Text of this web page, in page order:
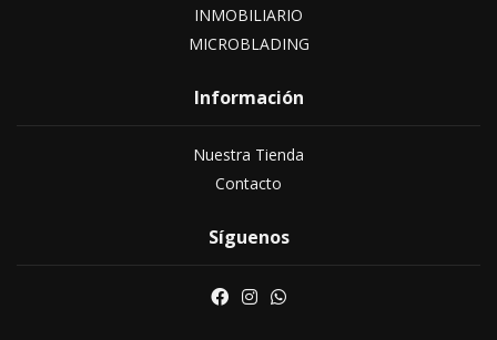
INMOBILIARIO
MICROBLADING
Información
Nuestra Tienda
Contacto
Síguenos